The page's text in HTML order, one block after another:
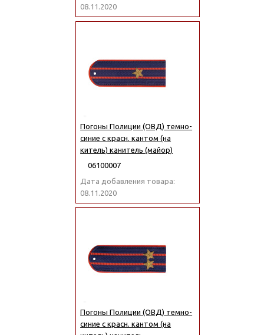
08.11.2020
Погоны Полиции (ОВД) темно-
синие с красн. кантом (на
китель) канитель (майор)
06100007
Дата добавления товара:
08.11.2020
Погоны Полиции (ОВД) темно-
синие с красн. кантом (на